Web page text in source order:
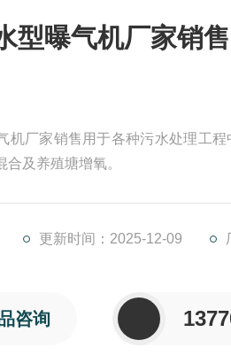
型曝气机厂家销售
机厂家销售用于各种污水处理工
及养殖塘增氧。
更新时间：2025-12-09
咨询